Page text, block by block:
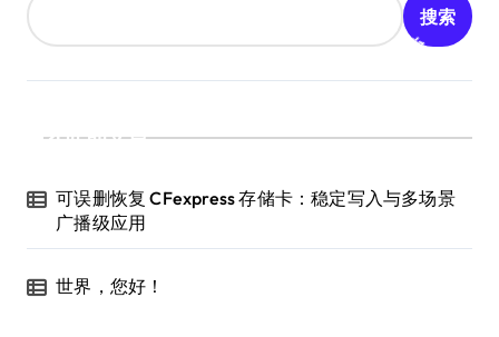
搜索
近期文章
可误删恢复 CFexpress 存储卡：稳定写入与多场景
广播级应用
世界，您好！